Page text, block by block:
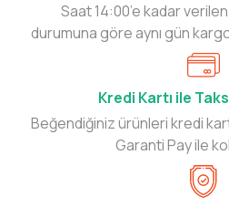
Saat 14:00’e kadar
durumuna göre aynı gün
Kredi Kartı ile
Beğendiğiniz ürünleri kredi
Garanti Pay ile